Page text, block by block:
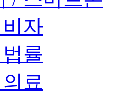
자
률
료